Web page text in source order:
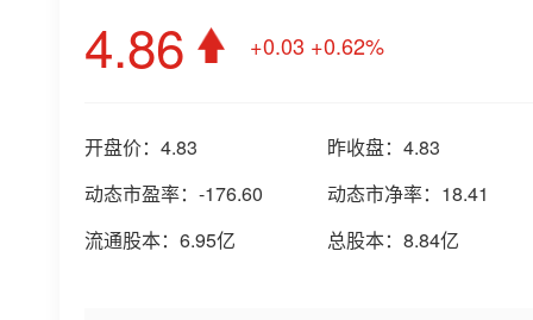
4.86 +0.03 +0.62%
开盘价： 4.83 昨收盘： 4.83
动态市盈率： -176.60 动态市净率： 18.41
流通股本： 6.95亿 总股本： 8.84亿